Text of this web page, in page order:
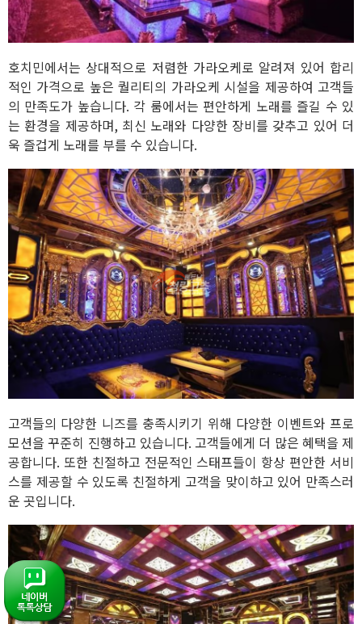
호치민에서는 상대적으로 저렴한 가라오케로 알려져 있어 합리
적인 가격으로 높은 퀄리티의 가라오케 시설을 제공하여 고객들
의 만족도가 높습니다. 각 룸에서는 편안하게 노래를 즐길 수 있
는 환경을 제공하며, 최신 노래와 다양한 장비를 갖추고 있어 더
욱 즐겁게 노래를 부를 수 있습니다.
고객들의 다양한 니즈를 충족시키기 위해 다양한 이벤트와 프로
모션을 꾸준히 진행하고 있습니다. 고객들에게 더 많은 혜택을 제
공합니다. 또한 친절하고 전문적인 스태프들이 항상 편안한 서비
스를 제공할 수 있도록 친절하게 고객을 맞이하고 있어 만족스러
운 곳입니다.